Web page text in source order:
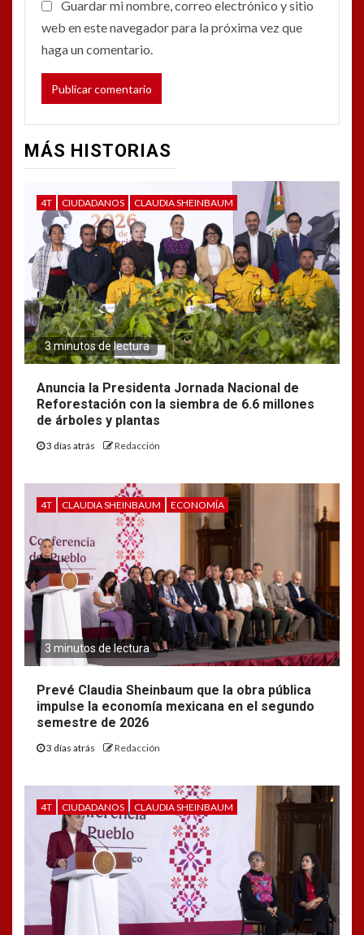
Guardar mi nombre, correo electrónico y sitio
web en este navegador para la próxima vez que
haga un comentario.
MÁS HISTORIAS
4T CIUDADANOS CLAUDIA SHEINBAUM
3 minutos de lectura
Anuncia la Presidenta Jornada Nacional de
Reforestación con la siembra de 6.6 millones
de árboles y plantas
3 días atrás Redacción
4T CLAUDIA SHEINBAUM ECONOMÍA
3 minutos de lectura
Prevé Claudia Sheinbaum que la obra pública
impulse la economía mexicana en el segundo
semestre de 2026
3 días atrás Redacción
4T CIUDADANOS CLAUDIA SHEINBAUM